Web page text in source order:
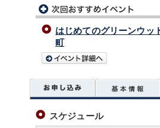
はじめてのグリーンウッ
町
スケジュール